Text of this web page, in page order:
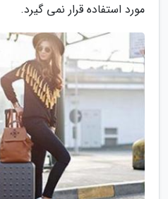
مورد استفاده قرار نمی گیرد.